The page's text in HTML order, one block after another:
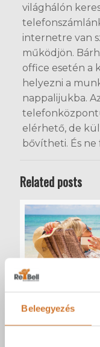
Beleegyezés
világhálón
internetre van
működjön.
office esetén a
helyezni a
nappalijukba.
elérhető, de
bővítheti. És ne
Related posts